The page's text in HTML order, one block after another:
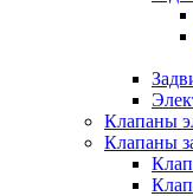
Клапаны
Клапаны